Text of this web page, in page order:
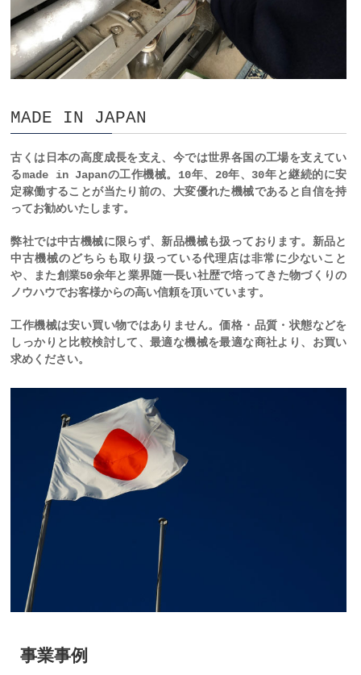
MADE IN JAPAN
古くは日本の高度成長を支え、今では世界各国の工場を支えてい
るmade in Japanの工作機械。10年、20年、30年と継続的に安
定稼働することが当たり前の、大変優れた機械であると自信を持
ってお勧めいたします。
弊社では中古機械に限らず、新品機械も扱っております。新品と
中古機械のどちらも取り扱っている代理店は非常に少ないこと
や、また創業50余年と業界随一長い社歴で培ってきた物づくりの
ノウハウでお客様からの高い信頼を頂いています。
工作機械は安い買い物ではありません。価格・品質・状態などを
しっかりと比較検討して、最適な機械を最適な商社より、お買い
求めください。
事業事例